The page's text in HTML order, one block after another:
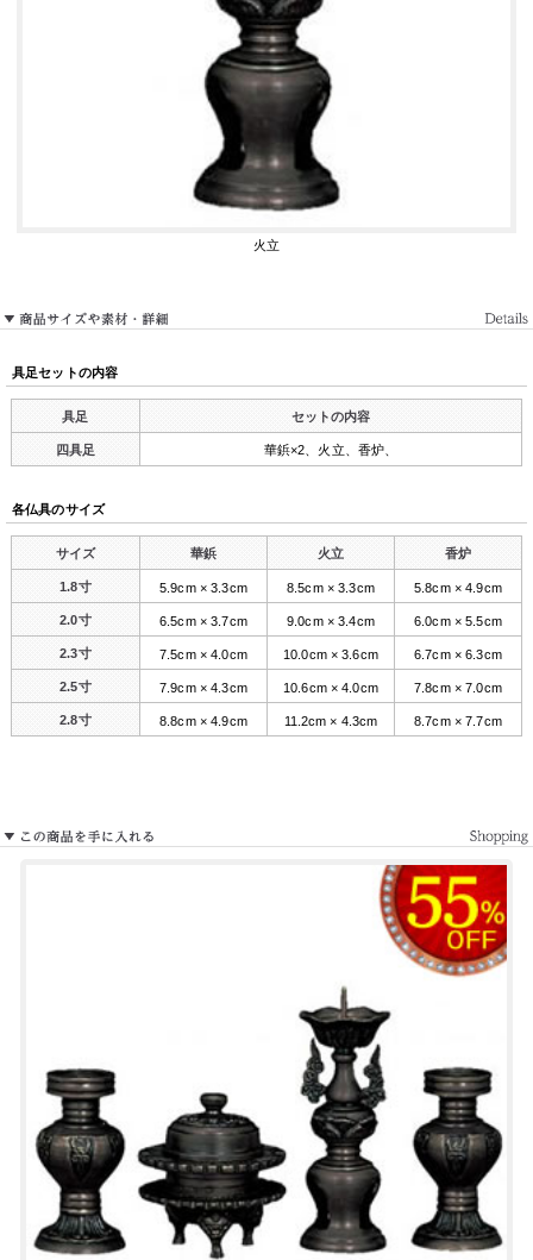
火立
具足セットの内容
具足 セットの内容
四具足 華鋲×2、火立、香炉、
各仏具のサイズ
サイズ 華鋲 火立 香炉
1.8寸 5.9cm × 3.3cm 8.5cm × 3.3cm 5.8cm × 4.9cm
2.0寸 6.5cm × 3.7cm 9.0cm × 3.4cm 6.0cm × 5.5cm
2.3寸 7.5cm × 4.0cm 10.0cm × 3.6cm 6.7cm × 6.3cm
2.5寸 7.9cm × 4.3cm 10.6cm × 4.0cm 7.8cm × 7.0cm
2.8寸 8.8cm × 4.9cm 11.2cm × 4.3cm 8.7cm × 7.7cm